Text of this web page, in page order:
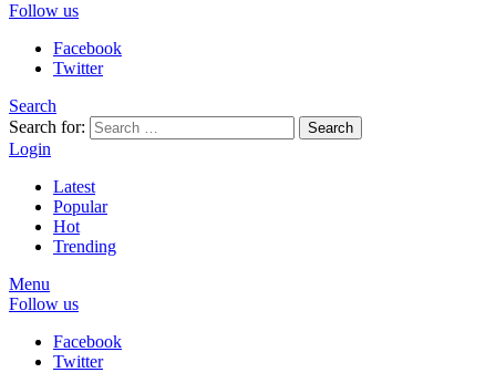
Follow us
Facebook
Twitter
Search
Search for:
Search
Login
Latest
Popular
Hot
Trending
Menu
Follow us
Facebook
Twitter